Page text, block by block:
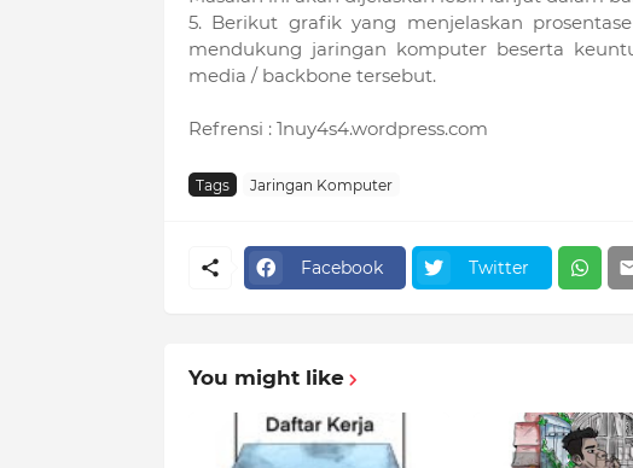
5. Berikut grafik yang menjelaskan
mendukung jaringan komputer beserta
media / backbone tersebut.
Refrensi : 1nuy4s4.wordpress.com
Tags Jaringan Komputer
Facebook Twitter
You might like